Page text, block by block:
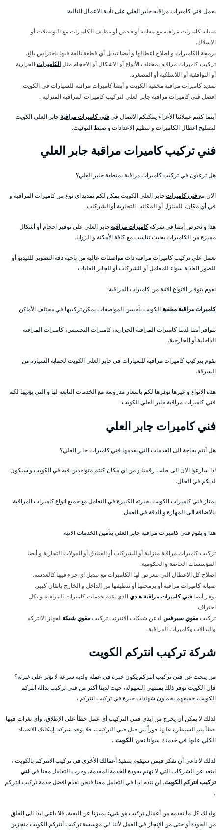
يعمل فني كاميرات مراقبه جابر العلي على تأدية الاعمال التالية:
صيانة كاميرات مراقبة مع معاينة أو فحص أو تنظيف الكاميرات مع التوصيلات أو
الاسلاك.
برمجة الكاميرات و اصلاح اعطالها و أيضا تبديل أي قطعة تالفة فيها باحتراس بالغ.
تركيب كاميرات مراقبه بمختلف الأنواع أو الاشكال أو الاحجام مثلالكاميراتالحرارية
أو التوافقية أو اللاسلكية أو المصغرة.
تمديد كاميرات مراقبة مخفية الكويت و أيضا كاميرات مراقبه للسيارات في الكويت.
افضل فني كاميرات مراقبة جابر العلي لتركيب كاميرات المراقبة المنزلية .
أينما كنتم عملائنا الأعزاء يمكنكم الاتصال فيفني كاميرات مراقبة جابر العلي الكويت
لتصليح اعطال الكاميرات و تنظيم الاعدادات و ضبط التوقيت.
فني تركيب كاميرات مراقبة جابر العلي
هل ترغبون في تركيب كاميرات مراقبة بمنطقة جابر العلي؟
الان معفني كاميراتجابر العلي الكويت يمكن لكم تمديد اي نوع من كاميرات المراقبة و
في أي مكان، للمنازل أو المكاتب التجارية أو الشركات.
هذا و نحرص أيضا في شركةكاميرات مراقبه جابر العلي على توفير احجام أو أشكال
مميزة من الكاميرات بحيث تناسب مع كافة الأمكنة و الزوايا.
نعمل على تركيب كاميرات مراقبة ذات مواصفات عالية من ناحية دقة التصوير للفيديو أو
للصور العادية سواء للمعامل أو للشركات أو للجابر العليات.
نقوم بتوفير الانواع الاتية من كاميرات المراقبة:
كاميرات مراقبة مخفية الكويت بأحسن المواصفات يمكن تركيبها في مختلف الأماكن.
تتوافر أيضا لدينا كاميرات المراقبة الحرارية، كاميرات التجسس، كاميرات المراقبه
الداخلية أو الخارجية.
نقوم بتركيب كاميرات مراقبة للسيارات في جابر العلي الكويت لحماية السيارة من
السرقة.
هذه الانواع و غيرها نوفرها لكم باسعار مدروسة مع الخدمات التابعة لها و التي يؤديها لكم
فني كاميرات مراقبة جابر العلي الكويت.
فني كاميرات جابر العلي
هل أنتم بحاجة الى الخدمات التي يقدمها فني كاميرات جابر العلي؟
اذا سارعوا الان الى طلب رقمنا و من اي مكان كنتم متواجدين فيه في الكويت و سنكون
لديكم في الحال.
يمتاز فني كاميرات الكويت بخبرته الكبيرة في التعامل مع جميع انواع كاميرات المراقبة
بالاضافة الى المهارة و الدقة في العمل.
هذا و يقوم فني كاميرات مراقبه جابر العلي بتأمين الخدمات الاتية:
تركيب كاميرات مراقبة منزلية أو للشركات أو الفنادق أو المولات التجارية و أيضا
المؤسسات الخاصة و الحكومية.
اصلاح كل الاعطال التي تتعرض لها الكاميرات مع تبديل اي جزء فيها كالعدسة.
صيانة كاميرات مراقبة أو برمجتها أو تنظيفها من الداخل و الخارج باتقان كبير.
نوفر أيضا فني كاميرات مراقبة هنديالذي يقدم خدمات كاميرات المراقبة و بكل
احتراف.
تركيبمقوي سيرفس لدعن شبكات الانترنت تركيبمقوي شبكة لجهاز الانتركم
والبدالات وكاميرات المراقبة .
شركة تركيب انتركم الكويت
من يبحث عن فني تركيب انتركم يكون خبرة في عمله ولديه سرعة لا تؤثر على خبرته؟
فإن الكويت توفر ذلك بمنتهى السهولة، حيث لدينا أكثر من فني تركيب بدالة انتركم
الكويت، جميعهم يحملون شهادات خبرة في تركيب انتركم ،
لذلك لا يمكن أن يخرج من ايدي فمي التركيب أي عمل خطأ على الإطلاق، وأي ثغرات فيها
خطأ يتم السيطرة عليها فوراً من قبل فني التركيب، فلا يوجد شركة بإمكانك الاعتماد
الكلي عليها في خدمتك سوانا نحن الكويت ،
لذلك لا داعي أن نفكر فيمن سيقوم بتنفيذ أعمالك الأخرى في تركيب الانتركم بالكويت ،
ابتعد عن الشركات التي لا تهتم بجودة الخدمة المقدمة، وجرب التعامل معنا فيفني
تركيب انتركم الكويت، لن تندم ابدا في التعامل معنا فنحن نقدم افضل خدمة تركيب انتركم
،
ولذلك كل ما نقدمه من أعمال تركيب هو شيء يميزنا عن البقية، فلا داعي ابدا الى القلق
من الجودة أو حتى من الإنجاز في العمل لأننا في مؤسسة تركيب أنتركم الكويت منجزين